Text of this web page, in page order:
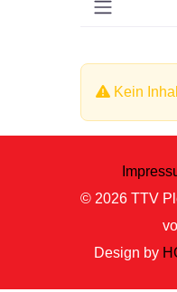
Kein
© 2026 TTV
Design by